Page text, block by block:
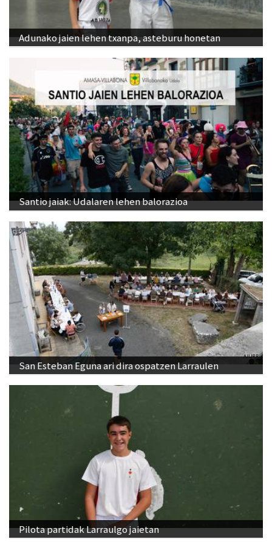
Adunako jaien lehen txanpa, asteburu honetan
Santio jaiak: Udalaren lehen balorazioa
San Esteban Eguna ari dira ospatzen Larraulen
Pilota partidak Larraulgo jaietan